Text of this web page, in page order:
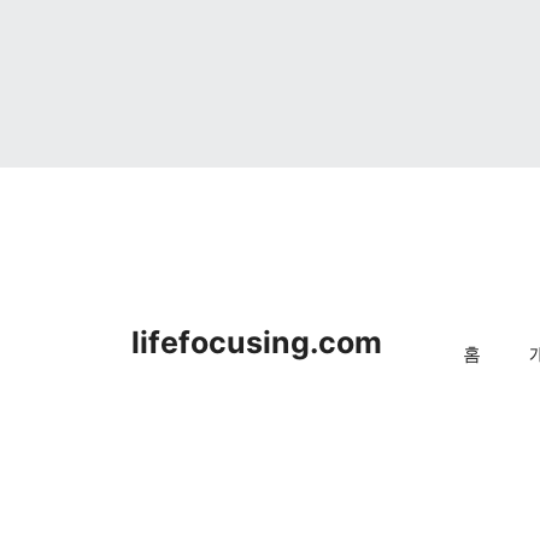
lifefocusing.com 홈